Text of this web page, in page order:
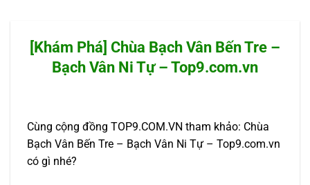
[Khám Phá] Chùa Bạch Vân Bến Tre –
Bạch Vân Ni Tự – Top9.com.vn
Cùng cộng đồng TOP9.COM.VN tham khảo: Chùa
Bạch Vân Bến Tre – Bạch Vân Ni Tự – Top9.com.vn
có gì nhé?